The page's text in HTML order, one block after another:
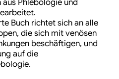
aus Phlebologie und
Buch richtet sich an alle
die sich mit venösen
beschäftigen, und
auf die